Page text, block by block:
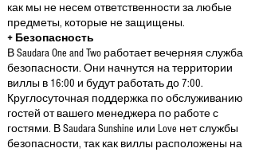
как мы не несем ответственности за любые
предметы, которые не защищены.
+ Безопасность
В Saudara One and Two работает вечерняя служба
безопасности. Они начнутся на территории
виллы в 16:00 и будут работать до 7:00.
Круглосуточная поддержка по обслуживанию
гостей от вашего менеджера по работе с
гостями. В Saudara Sunshine или Love нет службы
безопасности, так как виллы расположены на